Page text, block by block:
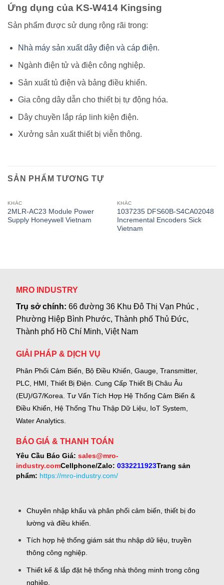
Ứng dụng của KS-W414 Kingsing
Sản phẩm được sử dụng rộng rãi trong:
Nhà máy sản xuất dây điện và cáp điện.
Ngành điện tử và điện công nghiệp.
Sản xuất tủ điện và bảng điều khiển.
Gia công dây dẫn cho thiết bị tự động hóa.
Dây chuyền lắp ráp linh kiện điện.
Xưởng sản xuất thiết bị viễn thông.
SẢN PHẨM TƯƠNG TỰ
KHÁC
2MLR-AC23 Module Power
Supply Honeywell Vietnam
KHÁC
1037235 DFS60B-S4CA02048
Incremental Encoders Sick
Vietnam
MRO INDUSTRY
Trụ sở chính:66 đường 36 Khu Đô Thị Vạn Phúc ,
Phường Hiệp Bình Phước, Thành phố Thủ Đức,
Thành phố Hồ Chí Minh, Việt Nam
GIẢI PHÁP & DỊCH VỤ
Phân Phối Cảm Biến, Bộ Điều Khiển, Gauge, Transmitter,
PLC, HMI, Thiết Bị Điện. Cung Cấp Thiết Bị Châu Âu
(EU)/G7/Korea. Tư Vấn Tích Hợp Hệ Thống Cảm Biến &
Điều Khiển, Hệ Thống Thu Thập Dữ Liệu, IoT System,
Water Analytics.
BÁO GIÁ & THANH TOÁN
Yêu Cầu Báo Giá: sales@mro-
industry.comCellphone/Zalo: 0332211923Trang sản
phẩm: https://mro-industry.com/
Chuyên nhập khẩu và phân phối cảm biến, thiết bị đo
lường và điều khiển.
Tích hợp hệ thống giám sát thu nhập dữ liệu, truyền
thông công nghiệp.
Thiết kế & lắp đặt hệ thống nhà thông minh trong công
nghiệp.